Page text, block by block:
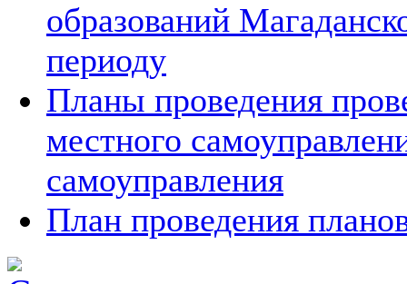
образований
периоду
Планы проведения
местного
самоуправления
План проведения